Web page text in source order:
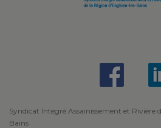
Syndicat Intégré Assainissement et Rivière
Bains